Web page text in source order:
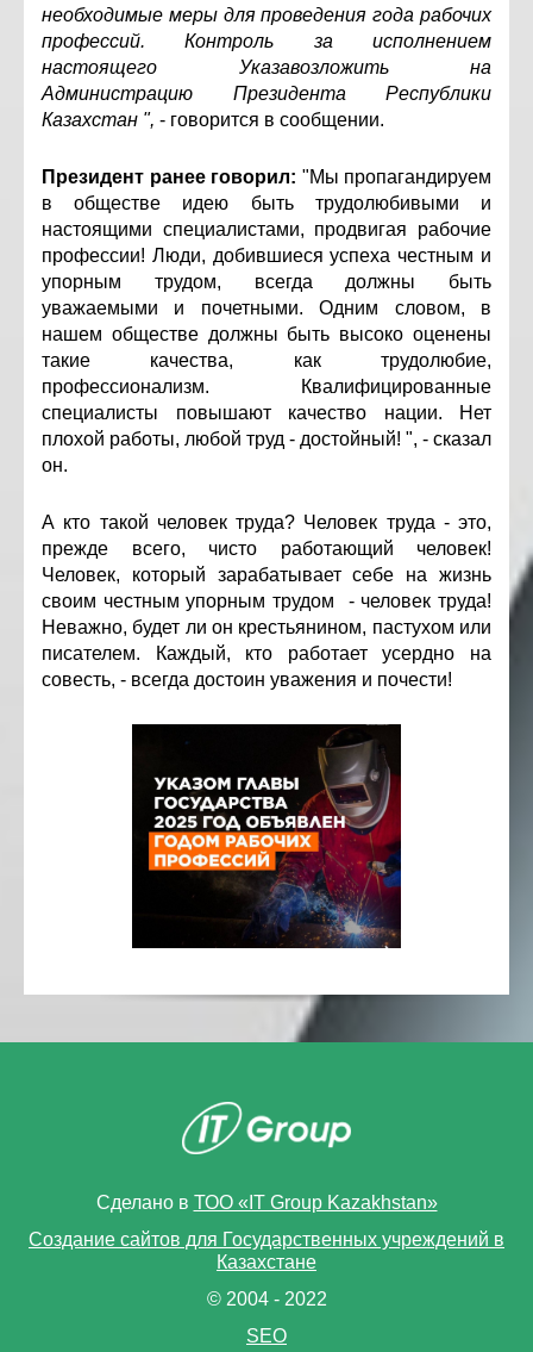
необходимые меры для проведения года рабочих
профессий. Контроль за исполнением
настоящего Указавозложить на
Администрацию Президента Республики
Казахстан ", - говорится в сообщении.
Президент ранее говорил: "Мы пропагандируем
в обществе идею быть трудолюбивыми и
настоящими специалистами, продвигая рабочие
профессии! Люди, добившиеся успеха честным и
упорным трудом, всегда должны быть
уважаемыми и почетными. Одним словом, в
нашем обществе должны быть высоко оценены
такие качества, как трудолюбие,
профессионализм. Квалифицированные
специалисты повышают качество нации. Нет
плохой работы, любой труд - достойный! ", - сказал
он.
А кто такой человек труда? Человек труда - это,
прежде всего, чисто работающий человек!
Человек, который зарабатывает себе на жизнь
своим честным упорным трудом - человек труда!
Неважно, будет ли он крестьянином, пастухом или
писателем. Каждый, кто работает усердно на
совесть, - всегда достоин уважения и почести!
Сделано в ТОО «IT Group Kazakhstan»
Создание сайтов для Государственных учреждений в
Казахстане
© 2004 - 2022
SEO